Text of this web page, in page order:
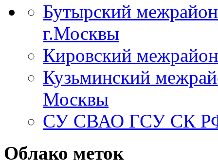
Бутырский
г.Москвы
Кировский
Кузьминский
Москвы
СУ СВАО ГСУ СК
Облако меток